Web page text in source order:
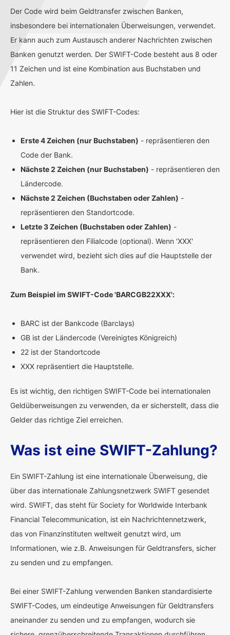
Der Code wird beim Geldtransfer zwischen Banken,
insbesondere bei internationalen Überweisungen, verwendet.
Er kann auch zum Austausch anderer Nachrichten zwischen
Banken genutzt werden. Der SWIFT-Code besteht aus 8 oder
11 Zeichen und ist eine Kombination aus Buchstaben und
Zahlen.
Hier ist die Struktur des SWIFT-Codes:
Erste 4 Zeichen (nur Buchstaben) - repräsentieren den
Code der Bank.
Nächste 2 Zeichen (nur Buchstaben) - repräsentieren den
Ländercode.
Nächste 2 Zeichen (Buchstaben oder Zahlen) -
repräsentieren den Standortcode.
Letzte 3 Zeichen (Buchstaben oder Zahlen) -
repräsentieren den Filialcode (optional). Wenn 'XXX'
verwendet wird, bezieht sich dies auf die Hauptstelle der
Bank.
Zum Beispiel im SWIFT-Code 'BARCGB22XXX':
BARC ist der Bankcode (Barclays)
GB ist der Ländercode (Vereinigtes Königreich)
22 ist der Standortcode
XXX repräsentiert die Hauptstelle.
Es ist wichtig, den richtigen SWIFT-Code bei internationalen
Geldüberweisungen zu verwenden, da er sicherstellt, dass die
Gelder das richtige Ziel erreichen.
Was ist eine SWIFT-Zahlung?
Ein SWIFT-Zahlung ist eine internationale Überweisung, die
über das internationale Zahlungsnetzwerk SWIFT gesendet
wird. SWIFT, das steht für Society for Worldwide Interbank
Financial Telecommunication, ist ein Nachrichtennetzwerk,
das von Finanzinstituten weltweit genutzt wird, um
Informationen, wie z.B. Anweisungen für Geldtransfers, sicher
zu senden und zu empfangen.
Bei einer SWIFT-Zahlung verwenden Banken standardisierte
SWIFT-Codes, um eindeutige Anweisungen für Geldtransfers
aneinander zu senden und zu empfangen, wodurch sie